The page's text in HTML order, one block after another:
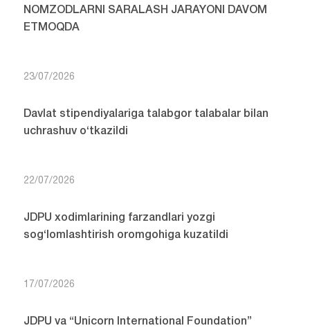
NOMZODLARNI SARALASH JARAYONI DAVOM
ETMOQDA
23/07/2026
Davlat stipendiyalariga talabgor talabalar bilan
uchrashuv o‘tkazildi
22/07/2026
JDPU xodimlarining farzandlari yozgi
sog‘lomlashtirish oromgohiga kuzatildi
17/07/2026
JDPU va “Unicorn International Foundation”